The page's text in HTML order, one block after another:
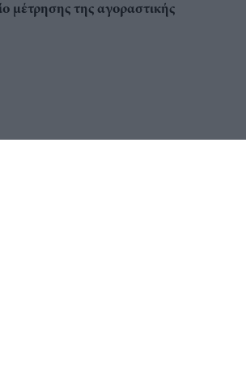
μέτρησης της αγοραστικής